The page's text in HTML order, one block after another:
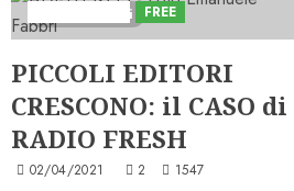
4 minuti letti FREE
PICCOLI EDITORI
CRESCONO: il CASO di
RADIO FRESH
02/04/2021 2 1547